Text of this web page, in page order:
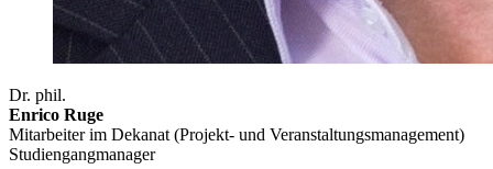
Dr. phil.
Enrico Ruge
Mitarbeiter im Dekanat (Projekt- und Veranstaltungsmanagement)
Studiengangmanager